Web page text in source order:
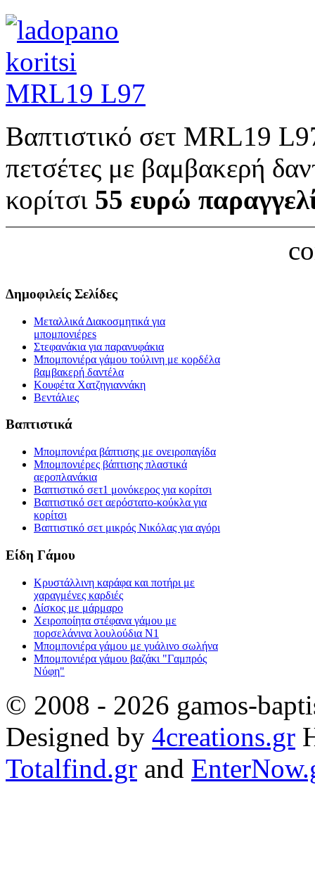
Βαπτιστικό σετ MRL19
πετσέτες με βαμβακερή
κορίτσι 55 ευρώ
Δημοφιλείς Σελίδες
Μεταλλικά Διακοσμητικά για
μπομπονιέρεs
Στεφανάκια για παρανυφάκια
Μπομπονιέρα γάμου τούλινη με κορδέλα
βαμβακερή δαντέλα
Κουφέτα Χατζηγιαννάκη
Βεντάλιες
Βαπτιστικά
Μπομπονιέρα βάπτισης με ονειροπαγίδα
Μπομπονιέρες βάπτισης πλαστικά
αεροπλανάκια
Βαπτιστικό σετ1 μονόκερος για κορίτσι
Βαπτιστικό σετ αερόστατο-κούκλα για
κορίτσι
Βαπτιστικό σετ μικρός Νικόλας για αγόρι
Είδη Γάμου
Κρυστάλλινη καράφα και ποτήρι με
χαραγμένες καρδιές
Δίσκος με μάρμαρο
Χειροποίητα στέφανα γάμου με
πορσελάνινα λουλούδια Ν1
Μπομπονιέρα γάμου με γυάλινο σωλήνα
Μπομπονιέρα γάμου βαζάκι "Γαμπρός
Νύφη"
© 2008 - 2026 gamos-
Designed by 4creations.gr
Totalfind.gr and